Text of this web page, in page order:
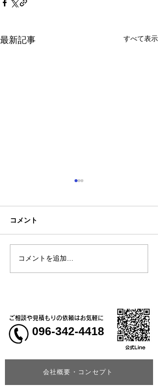
最新記事 すべて表示
【新商品】接触冷感素材
で肌に触れた瞬間にひん
コメント
コメントを追加…
会社概要・コンセプト
ご相談や見積もりの依頼はお気軽に
096-342-4418